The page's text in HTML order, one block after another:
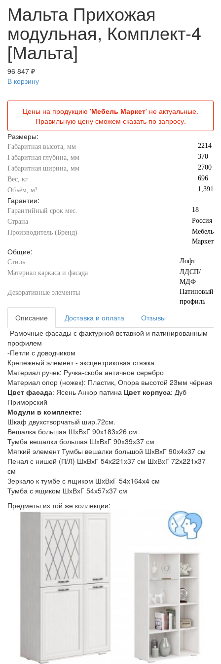
Мальта Прихожая
модульная, Комплект-4
[Мальта]
96 847 ₽
В корзину
Цены на продукцию 'Мебель Маркет' не актуальные.
Правильную цену сможем сказать по запросу.
Размеры:
Габаритная высота, мм
2214
Габаритная глубина, мм
370
Габаритная ширина, мм
2700
Вес, кг
696
Объём, м³
1,391
Гарантии:
Гарантийный срок мес.
18
Страна
Россия
Производитель (Бренд)
Мебель
Маркет
Общие:
Стиль
Лофт
Материал каркаса и фасада
ЛДСП/
МДФ
Декоративные элементы
Патиновый
профиль
Описание Доставка и оплата
Отзывы
-Рамочные фасады с фактурной вставкой и патинированным
профилем
-Петли с доводчиком
Крепежный элемент - эксцентриковая стяжка
Материал ручек: Ручка-скоба античное серебро
Материал опор (ножек): Пластик, Опора высотой 23мм чёрная
Цвет фасада: Ясень Анкор патина Цвет корпуса: Дуб
Приморский
Модули в комплекте:
Шкаф двухстворчатый шир.72см.
Вешалка большая ШхВхГ 90х183х26 см
Тумба вешалки большая ШхВхГ 90х39х37 см
Мягкий элемент Тумбы вешалки большой ШхВхГ 90х4х37 см
Пенал с нишей (П/Л) ШхВхГ 54х221х37 см ШхВхГ 72х221х37
см
Зеркало к тумбе с ящиком ШхВхГ 54х164х4 см
Тумба с ящиком ШхВхГ 54х57х37 см
Предметы из той же коллекции: